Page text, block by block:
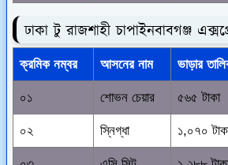
ঢাকা টু রাজশাহী চাপাইনবাবগঞ্জ
ক্রমিক নম্বর আসনের নাম ভাড়ার
০১ শোভন চেয়ার ৫৬৫ টাকা
০২ স্নিগ্ধা ১,০৭০